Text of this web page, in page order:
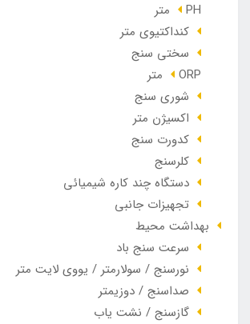
PH متر
کنداکتیوی متر
سختی سنج
ORP متر
شوری سنج
اکسیژن متر
کدورت سنج
کلرسنج
دستگاه چند کاره شیمیائی
تجهیزات جانبی
بهداشت محیط
سرعت سنج باد
نورسنج / سولارمتر / یووی لایت متر
صداسنج / دوزیمتر
گازسنج / نشت یاب